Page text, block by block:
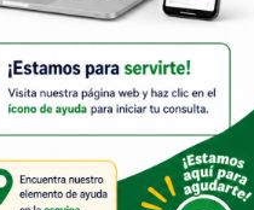
OFICINA DE
agosto, 2025
PROGRAMA
ESCUELAS
agosto, 2025